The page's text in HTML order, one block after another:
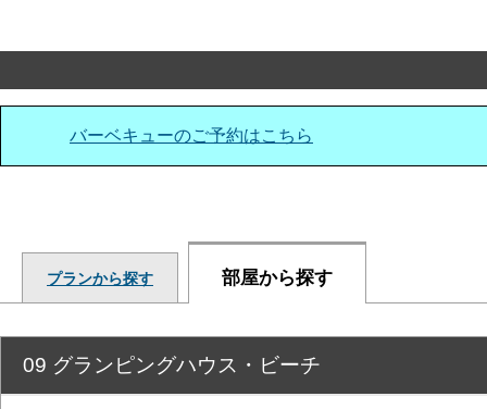
バーベキューのご予約はこちら
プランから探す 部屋から探す
09 グランピングハウス・ビーチ